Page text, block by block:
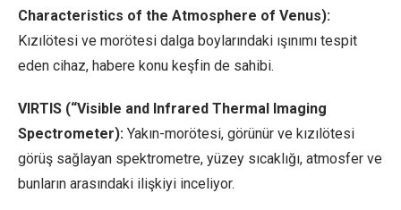
Characteristics of the Atmosphere of Venus):
Kızılötesi ve morötesi dalga boylarındaki ışınımı tespit
eden cihaz, habere konu keşfin de sahibi.
VIRTIS (“Visible and Infrared Thermal Imaging
Spectrometer): Yakın-morötesi, görünür ve kızılötesi
görüş sağlayan spektrometre, yüzey sıcaklığı, atmosfer ve
bunların arasındaki ilişkiyi inceliyor.